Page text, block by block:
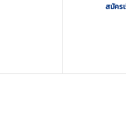
สมัคร